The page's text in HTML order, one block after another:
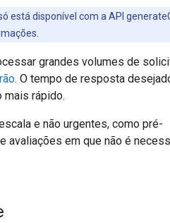
está disponível com a API
grandes volumes de
. O tempo de resposta
mais rápido.
e não urgentes, como pré-
avaliações em que não é